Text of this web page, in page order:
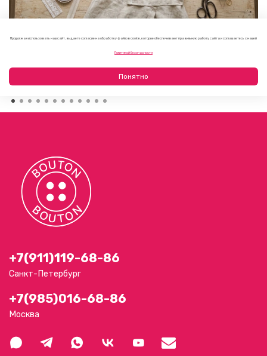
+7(911)119-68-86
Санкт-Петербург
+7(985)016-68-86
Москва
Продолжая использовать наш сайт, вы даете согласие на обработку файлов cookie, которые обеспечивают правильную работу сайта и соглашаетесь с нашей
Политикой безопасности
Понятно